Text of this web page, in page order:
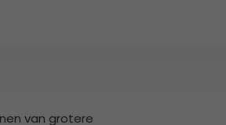
van grotere